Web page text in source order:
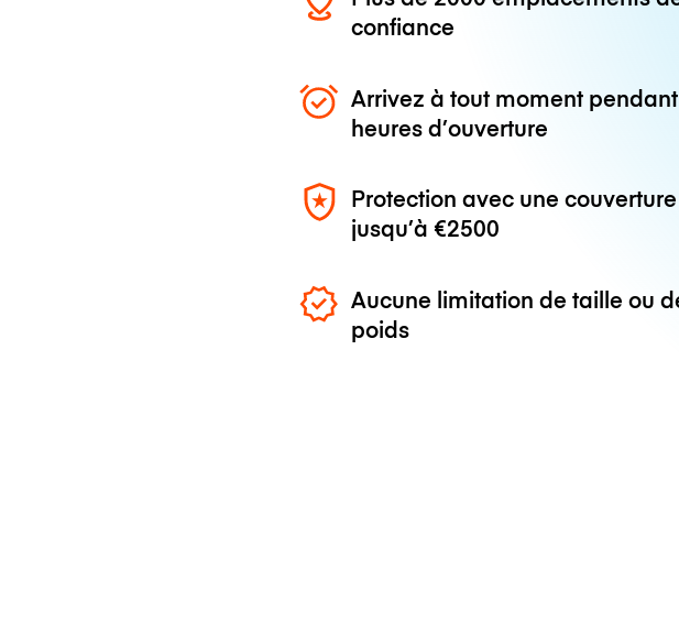
confiance
Arrivez à tout moment
heures d’ouverture
Protection avec une
jusqu’à €2500
Aucune limitation de taille ou
poids